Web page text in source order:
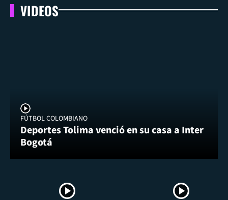
VIDEOS
FÚTBOL COLOMBIANO
Deportes Tolima venció en su casa a Inter
Bogotá